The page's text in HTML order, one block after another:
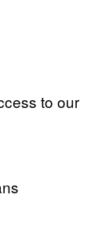
to our